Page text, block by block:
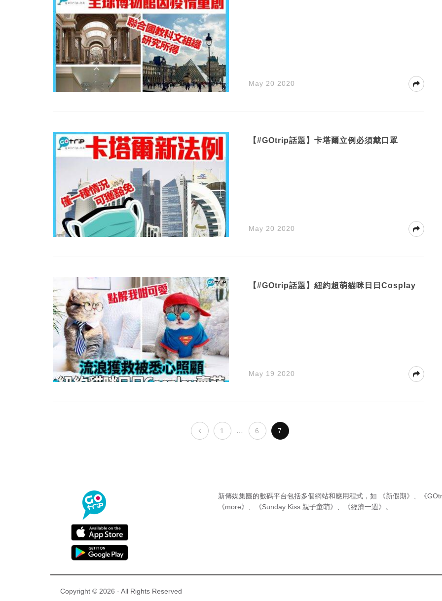
May 20 2020
【#GOtrip話題】卡塔爾立例必須戴口罩
May 20 2020
【#GOtrip話題】紐約超萌貓咪日日Cosplay
May 19 2020
1 6 7
新傳媒集團的數碼平台包括多個網站和應用程式，如 《新假期》
《
《more》
《Sunday Kiss 親子童萌》 《經濟一週》 。
Copyright © 2026 - All Rights Reserved